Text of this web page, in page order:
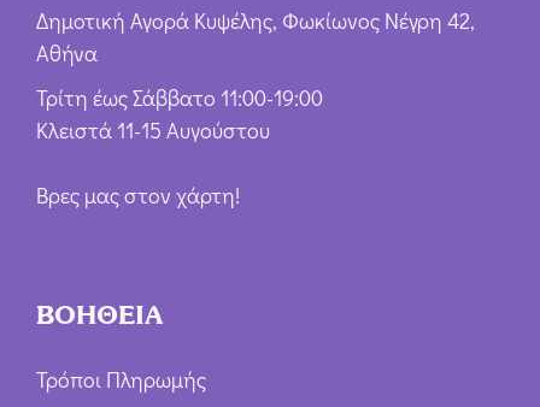
Δημοτική Αγορά Κυψέλης, Φωκίωνος Νέγρη 42,
Αθήνα
Τρίτη έως Σάββατο 11:00-19:00
Κλειστά 11-15 Αυγούστου
Βρες μας στον χάρτη!
ΒΟΗΘΕΙΑ
Τρόποι Πληρωμής